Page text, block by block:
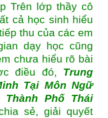
Trên lớp thầy cô
cả học sinh hiểu
thu của các em
dạy học cũng
chưa hiểu rõ bài
điều đó, Trung
Tại Môn Ngữ
Phố Thái
sẻ, giải quyết